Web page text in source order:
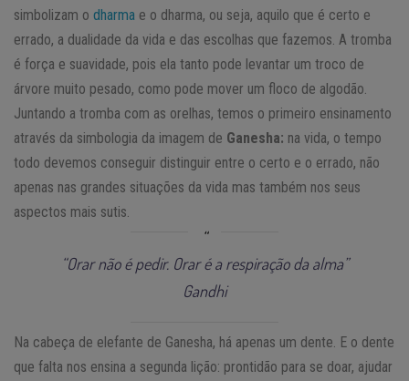
simbolizam o dharma e o dharma, ou seja, aquilo que é certo e
errado, a dualidade da vida e das escolhas que fazemos. A tromba
é força e suavidade, pois ela tanto pode levantar um troco de
árvore muito pesado, como pode mover um floco de algodão.
Juntando a tromba com as orelhas, temos o primeiro ensinamento
através da simbologia da imagem de Ganesha: na vida, o tempo
todo devemos conseguir distinguir entre o certo e o errado, não
apenas nas grandes situações da vida mas também nos seus
aspectos mais sutis.
“Orar não é pedir. Orar é a respiração da alma”
Gandhi
Na cabeça de elefante de Ganesha, há apenas um dente. E o dente
que falta nos ensina a segunda lição: prontidão para se doar, ajudar